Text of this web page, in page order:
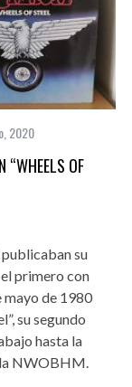
2020
“WHEELS OF
su
primero con
mayo de 1980
su segundo
hasta la
la NWOBHM.